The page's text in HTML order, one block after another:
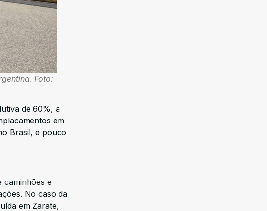
Foto:
de 60%, a
em
Brasil, e pouco
caminhões e
No caso da
em Zarate,